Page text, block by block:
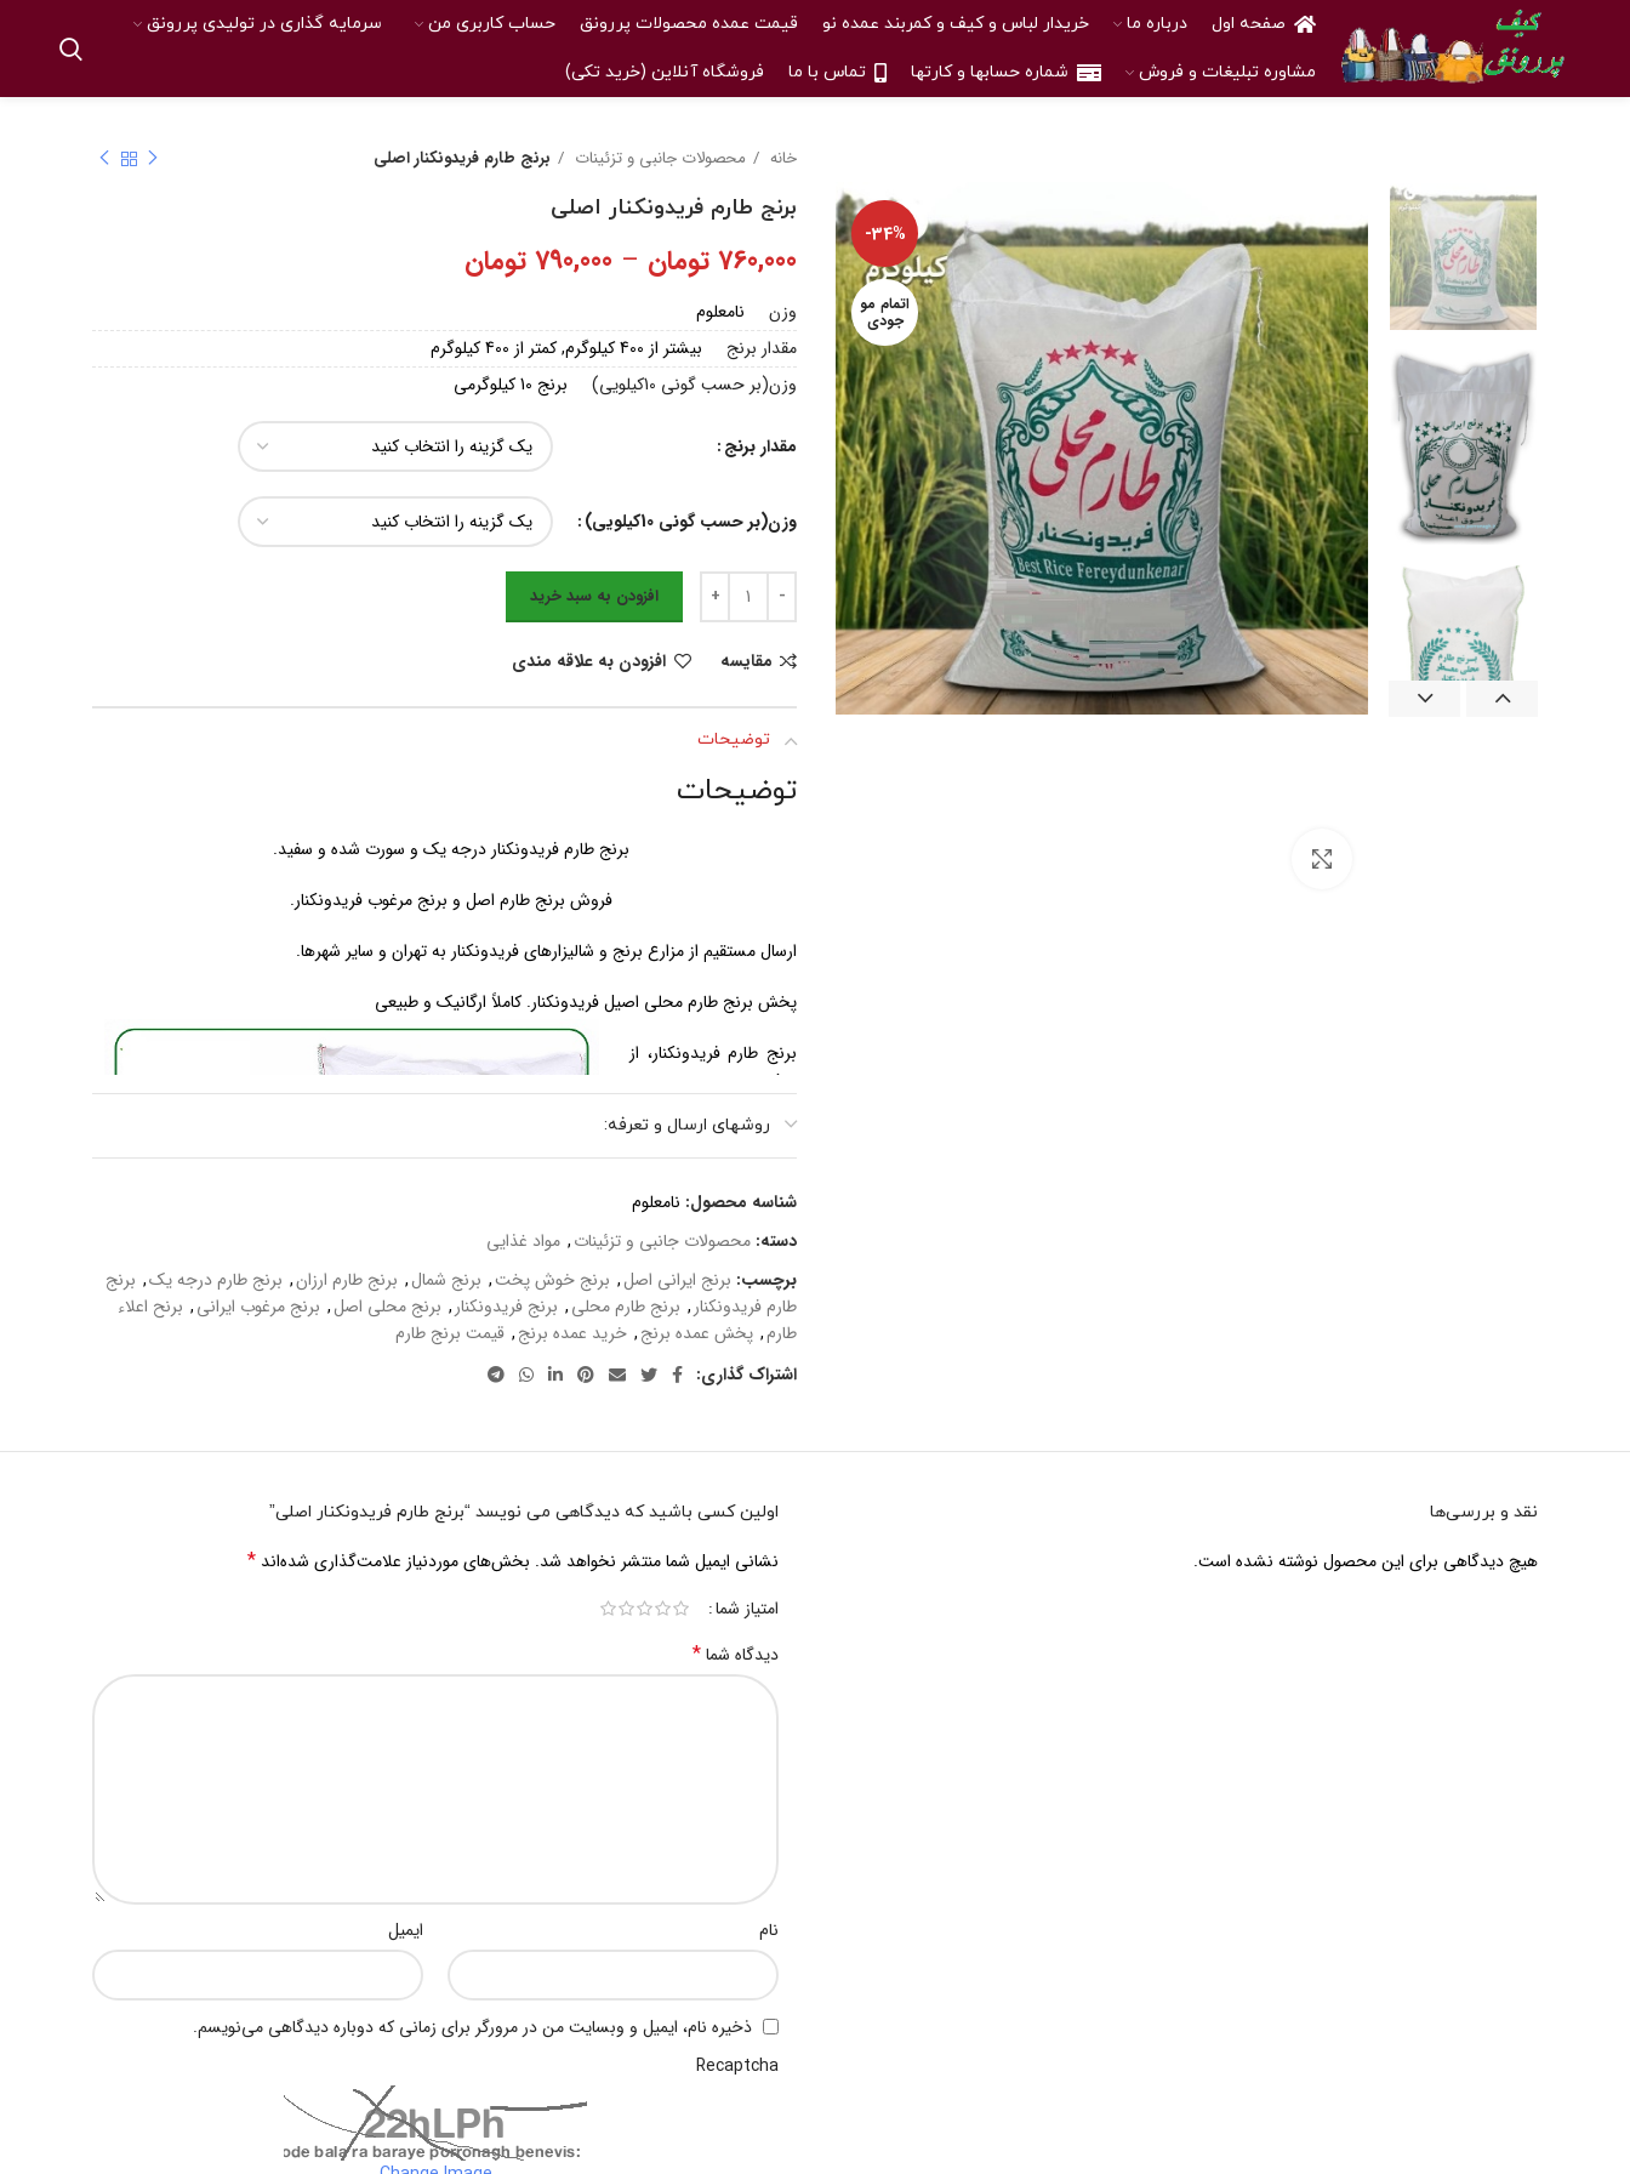
صفحه اول درباره ما خریدار لباس و کیف و کمربند عمده نو قیمت عمده محصولات پررونق حساب کاربری من سرمایه گذاری در تولیدی پررونق
مشاوره تبلیغات و فروش شماره حسابها و کارتها تماس با ما فروشگاه آنلاین (خرید تکی)
-34%
اتمام مو
جودی
خانه محصولات جانبی و تزئینات برنج طارم فریدونکنار اصلی
برنج طارم فریدونکنار اصلی
760,000 تومان –
790,000 تومان
وزن
نامعلوم
مقدار برنج
بیشتر از 400 کیلوگرم, کمتر از 400 کیلوگرم
وزن(بر حسب گونی 10کیلویی)
برنج 10 کیلوگرمی
مقدار برنج
وزن(بر حسب گونی 10کیلویی)
افزودن به سبد خرید
مقایسه افزودن به علاقه مندی
توضیحات
توضیحات
برنج طارم فریدونکنار درجه یک و سورت شده و سفید.
فروش برنج طارم اصل و برنج مرغوب فریدونکنار.
ارسال مستقیم از مزارع برنج و شالیزارهای فریدونکنار به تهران و سایر شهرها.
پخش برنج طارم محلی اصیل فریدونکنار. کاملاً ارگانیک و طبیعی
برنج طارم فریدونکنار، از
مرغوبترین و محبوبترین
این برنج ایرانی اصل،
مستقیماً در شالیزارهای
برداشت میشود.
بسیار آسان و بسیار
خوش پخت است و
بخوبی ری می کند و
بدلیل عطر و طعم
خانمها و نیز کترینگها و
ها و… این برنج را در
برنج قرار می دهند.
ارسال برنج از فریدونکنار به شهر تهران و تحویل رایگان درب منزل یا محل کار متقاضیان و خریداران
و ارسال برنج طارم به سایر شهرها از فریدونکنار با باربری که با توجه به وزن و حجم بار، حداکثر کیلویی
بسته بندی عالی در گونی های برنج 10 کیلویی خالص برنج طارم درجه یک (وزن گونی، محاسبه نمیشود)
برنج طارم محلی فریدونکنار را مستقیماً از کشاورز و شالی کار و از شالیزارهای فریدونکنار و بدون واسطه و
به قیمت سر مزرعه و شالیزار بخرید.
بهترین برنج برای هیئت ها و برنج خوب برای مراسم و
برنج عمده برای رستوران ها و…
روشهای ارسال و تعرفه:
شناسه محصول: نامعلوم
دسته: محصولات جانبی و تزئینات, مواد غذایی
برچسب: برنج ایرانی اصل, برنج خوش پخت, برنج شمال, برنج طارم ارزان, برنج طارم درجه یک, برنج
طارم فریدونکنار, برنج طارم محلی, برنج فریدونکنار, برنج محلی اصل, برنج مرغوب ایرانی, برنح اعلاء
طارم, پخش عمده برنج, خرید عمده برنج, قیمت برنج طارم
اشتراک گذاری:
نقد و بررسی‌ها
هیچ دیدگاهی برای این محصول نوشته نشده است.
اولین کسی باشید که دیدگاهی می نویسد “برنج طارم فریدونکنار اصلی”
نشانی ایمیل شما منتشر نخواهد شد. بخش‌های موردنیاز علامت‌گذاری شده‌اند *
امتیاز شما
دیدگاه شما*
نام ایمیل
ذخیره نام، ایمیل و وبسایت من در مرورگر برای زمانی که دوباره دیدگاهی می‌نویسم.
Recaptcha